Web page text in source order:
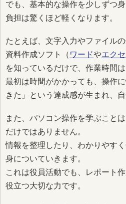
でも、基本的な操作を少しずつ
負担は驚くほど軽くなります。
たとえば、文字入力やファイル
資料作成ソフト（ ワードやエク
を知っているだけで、作業時間
最初は時間がかかっても、操作
きた」という達成感が生まれ、
また、パソコン操作を学ぶこと
だけではありません。
情報を整理したり、わかりやす
身についていきます。
これは役員活動でも、レポート
役立つ大切な力です。